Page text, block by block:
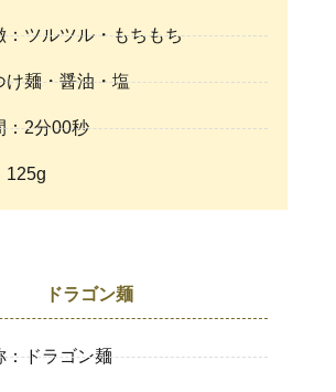
：ツルツル・もちもち
け麺・醤油・塩
：2分00秒
125g
ドラゴン麺
：ドラゴン麺